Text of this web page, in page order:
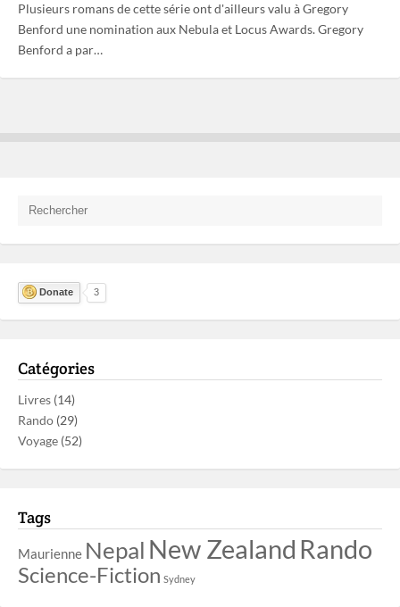
Plusieurs romans de cette série ont d'ailleurs valu à Gregory
Benford une nomination aux Nebula et Locus Awards. Gregory
Benford a par…
Donate 3
Catégories
Livres (14)
Rando (29)
Voyage (52)
Tags
Maurienne Nepal New Zealand Rando
Science-Fiction Sydney